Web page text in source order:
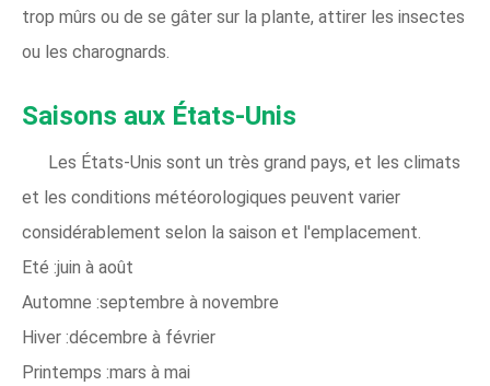
trop mûrs ou de se gâter sur la plante, attirer les insectes
ou les charognards.
Saisons aux États-Unis
Les États-Unis sont un très grand pays, et les climats
et les conditions météorologiques peuvent varier
considérablement selon la saison et l'emplacement.
Eté :juin à août
Automne :septembre à novembre
Hiver :décembre à février
Printemps :mars à mai